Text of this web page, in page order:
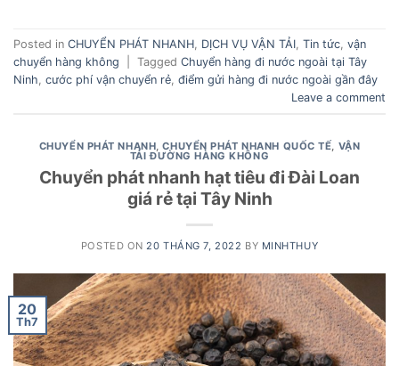
Posted in CHUYỂN PHÁT NHANH DỊCH VỤ VẬN TẢI Tin tức vận
chuyển hàng không
Tagged Chuyển hàng đi nước ngoài tại Tây
Ninh cước phí vận chuyển rẻ điểm gửi hàng đi nước ngoài gần đây
Leave a comment
CHUYỂN PHÁT NHANH,CHUYỂN PHÁT NHANH QUỐC TẾ, VẬN
TẢI ĐƯỜNG HÀNG KHÔNG
Chuyển phát nhanh hạt tiêu đi Đài Loan
giá rẻ tại Tây Ninh
POSTED ON20 THÁNG 7, 2022 BY MINHTHUY
20
Th7